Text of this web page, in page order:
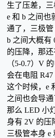
生了压差，三
e 和 b 之间也
通了，三极管
b 之间大概有
的压降，那还
（5-0.7）V
会在电阻 R47
这个时候，e
之间也会导通
那么 LED 小
身有 2V 的压
三极管本身 e